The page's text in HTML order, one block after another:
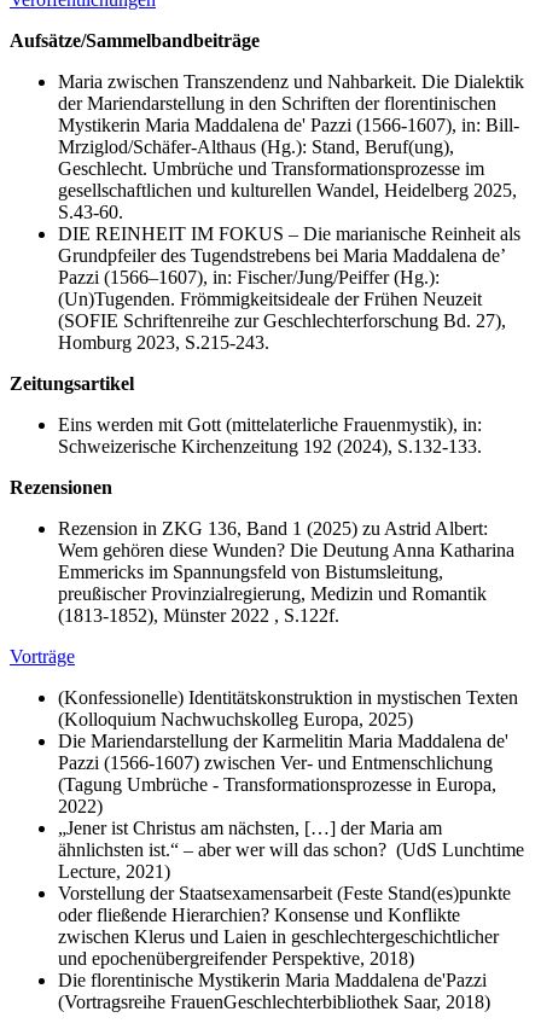
Aufsätze/Sammelbandbeiträge
Maria zwischen Transzendenz und Nahbarkeit. Die Dialektik
der Mariendarstellung in den Schriften der florentinischen
Mystikerin Maria Maddalena de' Pazzi (1566-1607), in: Bill-
Mrziglod/Schäfer-Althaus (Hg.): Stand, Beruf(ung),
Geschlecht. Umbrüche und Transformationsprozesse im
gesellschaftlichen und kulturellen Wandel, Heidelberg 2025,
S.43-60.
DIE REINHEIT IM FOKUS – Die marianische Reinheit als
Grundpfeiler des Tugendstrebens bei Maria Maddalena de’
Pazzi (1566–1607), in: Fischer/Jung/Peiffer (Hg.):
(Un)Tugenden. Frömmigkeitsideale der Frühen Neuzeit
(SOFIE Schriftenreihe zur Geschlechterforschung Bd. 27),
Homburg 2023, S.215-243.
Zeitungsartikel
Eins werden mit Gott (mittelaterliche Frauenmystik), in:
Schweizerische Kirchenzeitung 192 (2024), S.132-133.
Rezensionen
Rezension in ZKG 136, Band 1 (2025) zu Astrid Albert:
Wem gehören diese Wunden? Die Deutung Anna Katharina
Emmericks im Spannungsfeld von Bistumsleitung,
preußischer Provinzialregierung, Medizin und Romantik
(1813-1852), Münster 2022 , S.122f.
Vorträge
(Konfessionelle) Identitätskonstruktion in mystischen Texten
(Kolloquium Nachwuchskolleg Europa, 2025)
Die Mariendarstellung der Karmelitin Maria Maddalena de'
Pazzi (1566-1607) zwischen Ver- und Entmenschlichung
(Tagung Umbrüche - Transformationsprozesse in Europa,
2022)
„Jener ist Christus am nächsten, […] der Maria am
ähnlichsten ist.“ – aber wer will das schon? (UdS Lunchtime
Lecture, 2021)
Vorstellung der Staatsexamensarbeit (Feste Stand(es)punkte
oder fließende Hierarchien? Konsense und Konflikte
zwischen Klerus und Laien in geschlechtergeschichtlicher
und epochenübergreifender Perspektive, 2018)
Die florentinische Mystikerin Maria Maddalena de'Pazzi
(Vortragsreihe FrauenGeschlechterbibliothek Saar, 2018)